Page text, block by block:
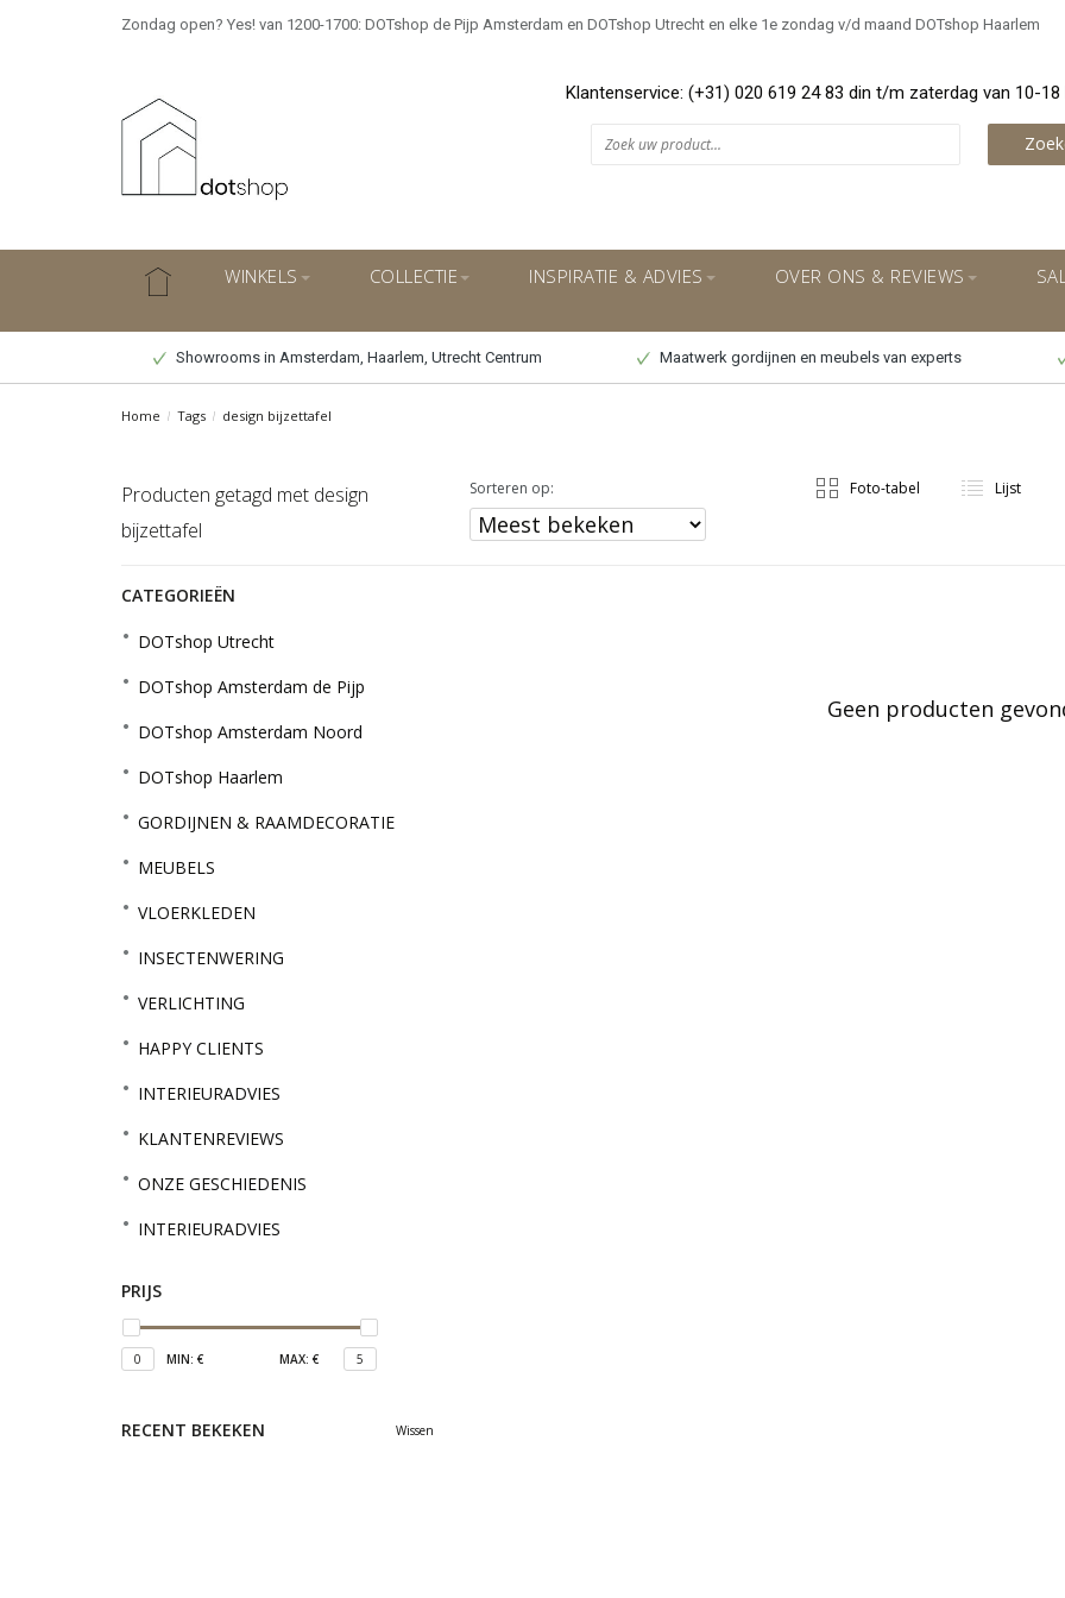
Zondag open? Yes! van 1200-1700: DOTshop de Pijp Amsterdam en DOTshop Utrecht en elke 1e zondag v/d maand DOTshop Haarlem
Klantenservice: (+31) 020 619 24 83 din t/m zaterdag van 10-18
WINKELS COLLECTIE INSPIRATIE & ADVIES OVER ONS & REVIEWS
Showrooms in Amsterdam, Haarlem, Utrecht Centrum Maatwerk gordijnen en meubels van experts
Home / Tags / design bijzettafel
Producten getagd met design
bijzettafel
Sorteren op: Foto-tabel Lijst
CATEGORIEËN
DOTshop Utrecht
DOTshop Amsterdam de Pijp
DOTshop Amsterdam Noord
DOTshop Haarlem
GORDIJNEN & RAAMDECORATIE
MEUBELS
VLOERKLEDEN
INSECTENWERING
VERLICHTING
HAPPY CLIENTS
INTERIEURADVIES
KLANTENREVIEWS
ONZE GESCHIEDENIS
INTERIEURADVIES
PRIJS
0 MIN: € MAX: € 5
RECENT BEKEKEN Wissen
Geen producten